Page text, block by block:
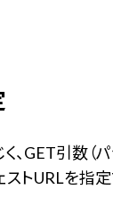
GET引数（パ
トURLを指定